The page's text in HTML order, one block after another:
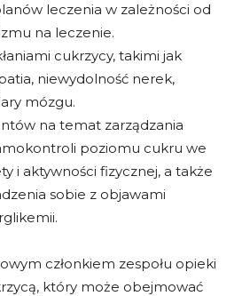
leczenia w zależności od
na leczenie.
cukrzycy, takimi jak
niewydolność nerek,
mózgu.
na temat zarządzania
poziomu cukru we
i aktywności fizycznej, a także
sobie z objawami
członkiem zespołu opieki
który może obejmować